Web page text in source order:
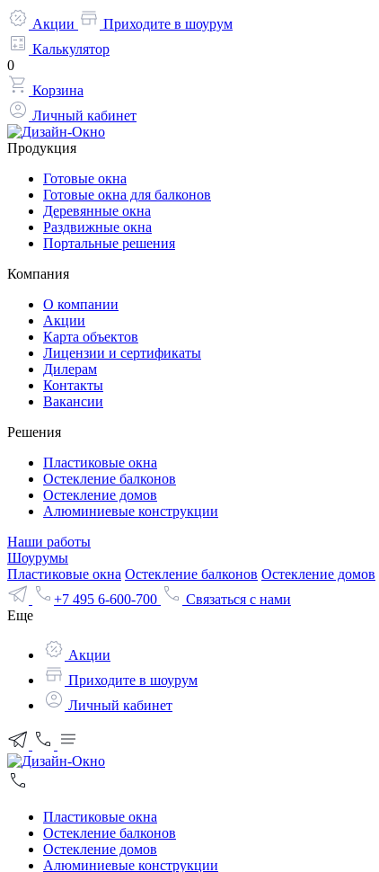
Акции
Приходите в шоурум
Калькулятор
0
Корзина
Личный кабинет
Продукция
Готовые окна
Готовые окна для балконов
Деревянные окна
Раздвижные окна
Портальные решения
Компания
О компании
Акции
Карта объектов
Лицензии и сертификаты
Дилерам
Контакты
Вакансии
Решения
Пластиковые окна
Остекление балконов
Остекление домов
Алюминиевые конструкции
Наши работы
Шоурумы
Пластиковые окна Остекление балконов Остекление домов
+7 495 6-600-700
Связаться с нами
Еще
Акции
Приходите в шоурум
Личный кабинет
Пластиковые окна
Остекление балконов
Остекление домов
Алюминиевые конструкции